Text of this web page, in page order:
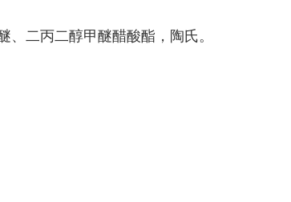
二丙二醇甲醚醋酸酯，陶氏。